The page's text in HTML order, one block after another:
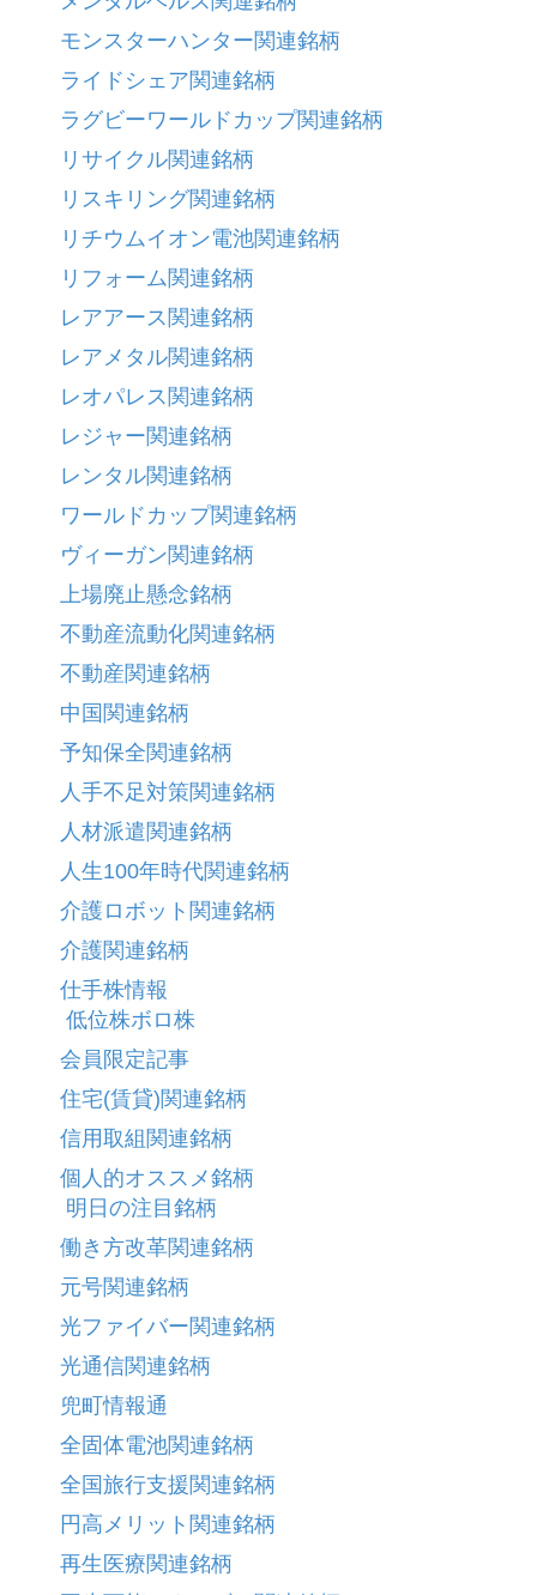
モンスターハンター関連銘柄
ライドシェア関連銘柄
ラグビーワールドカップ関連銘柄
リサイクル関連銘柄
リスキリング関連銘柄
リチウムイオン電池関連銘柄
リフォーム関連銘柄
レアアース関連銘柄
レアメタル関連銘柄
レオパレス関連銘柄
レジャー関連銘柄
レンタル関連銘柄
ワールドカップ関連銘柄
ヴィーガン関連銘柄
上場廃止懸念銘柄
不動産流動化関連銘柄
不動産関連銘柄
中国関連銘柄
予知保全関連銘柄
人手不足対策関連銘柄
人材派遣関連銘柄
人生100年時代関連銘柄
介護ロボット関連銘柄
介護関連銘柄
仕手株情報
低位株ボロ株
会員限定記事
住宅(賃貸)関連銘柄
信用取組関連銘柄
個人的オススメ銘柄
明日の注目銘柄
働き方改革関連銘柄
元号関連銘柄
光ファイバー関連銘柄
光通信関連銘柄
兜町情報通
全固体電池関連銘柄
全国旅行支援関連銘柄
円高メリット関連銘柄
再生医療関連銘柄